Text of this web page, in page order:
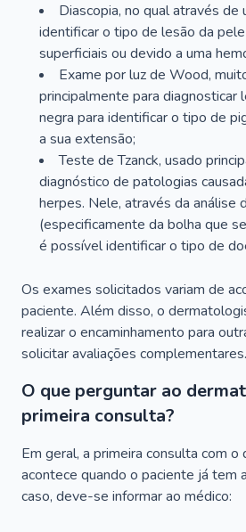
Diascopia, no qual através de
identificar o tipo de lesão da
superficiais ou devido a uma
Exame por luz de Wood,
principalmente para diagnosticar
negra para identificar o tipo de
a sua extensão;
Teste de Tzanck, usado
diagnóstico de patologias
herpes. Nele, através da análise
(especificamente da bolha que
é possível identificar o tipo de
Os exames solicitados variam de
paciente. Além disso, o
realizar o encaminhamento para
solicitar avaliações complementares.
O que perguntar ao
primeira consulta?
Em geral, a primeira consulta com
acontece quando o paciente já tem
caso, deve-se informar ao médico: